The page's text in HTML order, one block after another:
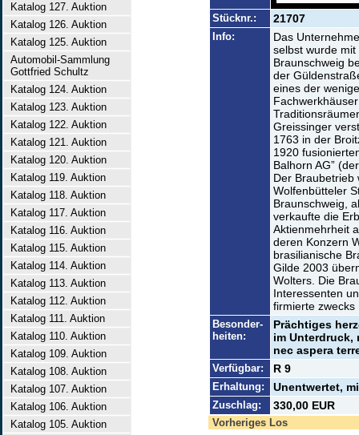
Katalog 127. Auktion
Katalog 126. Auktion
Katalog 125. Auktion
Automobil-Sammlung
Gottfried Schultz
Katalog 124. Auktion
Katalog 123. Auktion
Katalog 122. Auktion
Katalog 121. Auktion
Katalog 120. Auktion
Katalog 119. Auktion
Katalog 118. Auktion
Katalog 117. Auktion
Katalog 116. Auktion
Katalog 115. Auktion
Katalog 114. Auktion
Katalog 113. Auktion
Katalog 112. Auktion
Katalog 111. Auktion
Katalog 110. Auktion
Katalog 109. Auktion
Katalog 108. Auktion
Katalog 107. Auktion
Katalog 106. Auktion
Katalog 105. Auktion
Stücknr.: 21707
Info:
Das
selbst wurde
Braunschweig
der
eines der
Greissinger
1763 in der
1920
Balhorn AG”
Der Braubetrieb
Wolfenbütteler
Braunschweig,
verkaufte die
Aktienmehrheit
deren Konzern
brasilianische
Gilde 2003
Wolters. Die
Interessenten
firmierte zwecks
Besonder-
heiten:
Prächtiges
im Unterdruck,
nec aspera
Verfügbar: R 9
Erhaltung: Unentwertet,
Zuschlag: 330,00 EUR
Vorheriges Los